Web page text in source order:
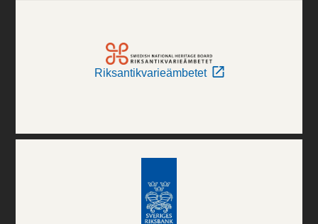
Riksantikvarieämbetet